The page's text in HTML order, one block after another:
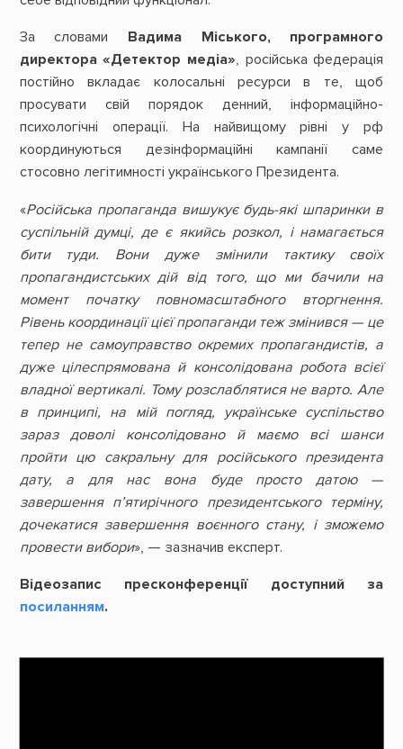
За словами Вадима Міського, програмного
директора «Детектор медіа», російська федерація
постійно вкладає колосальні ресурси в те, щоб
просувати свій порядок денний, інформаційно-
психологічні операції. На найвищому рівні у рф
координуються дезінформаційні кампанії саме
стосовно легітимності українського Президента.
«Російська пропаганда вишукує будь-які шпаринки в
суспільній думці, де є якийсь розкол, і намагається
бити туди. Вони дуже змінили тактику своїх
пропагандистських дій від того, що ми бачили на
момент початку повномасштабного вторгнення.
Рівень координації цієї пропаганди теж змінився — це
тепер не самоуправство окремих пропагандистів, а
дуже цілеспрямована й консолідована робота всієї
владної вертикалі. Тому розслаблятися не варто. Але
в принципі, на мій погляд, українське суспільство
зараз доволі консолідовано й маємо всі шанси
пройти цю сакральну для російського президента
дату, а для нас вона буде просто датою —
завершення п’ятирічного президентського терміну,
дочекатися завершення воєнного стану, і зможемо
провести вибори», — зазначив експерт.
Відеозапис пресконференції доступний за
посиланням.